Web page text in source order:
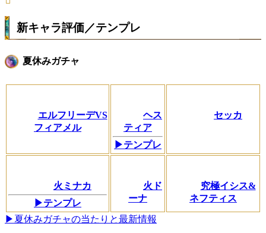
新キャラ評価／テンプレ
夏休みガチャ
エルフリーデVS
フィアメル
ヘス
ティア
▶テンプレ
セッカ
火ミナカ
▶テンプレ
火ド
ーナ
究極イシス&
ネフティス
▶夏休みガチャの当たりと最新情報